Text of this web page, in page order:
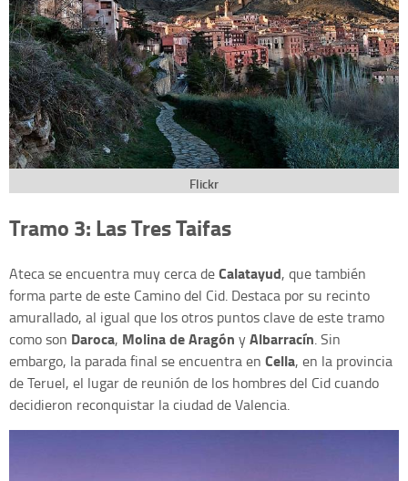
Flickr
Tramo 3: Las Tres Taifas
Ateca se encuentra muy cerca deCalatayud, que también
forma parte de este Camino del Cid. Destaca por su recinto
amurallado, al igual que los otros puntos clave de este tramo
como son Daroca, Molina de Aragón yAlbarracín. Sin
embargo, la parada final se encuentra en Cella, en la provincia
de Teruel, el lugar de reunión de los hombres del Cid cuando
decidieron reconquistar la ciudad de Valencia.